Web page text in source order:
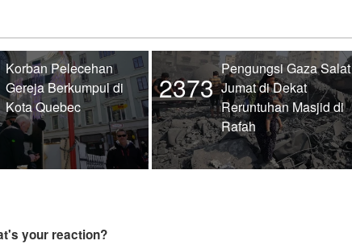
Korban Pelecehan
Gereja Berkumpul di
Kota Quebec
2373
Pengungsi Gaza Salat
Jumat di Dekat
Reruntuhan Masjid di
Rafah